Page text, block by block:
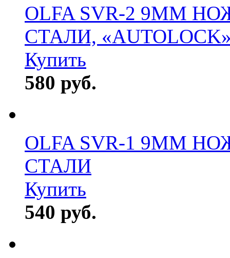
OLFA SVR-2 9MM
СТАЛИ,
Купить
580 руб.
OLFA SVR-1 9MM
СТАЛИ
Купить
540 руб.